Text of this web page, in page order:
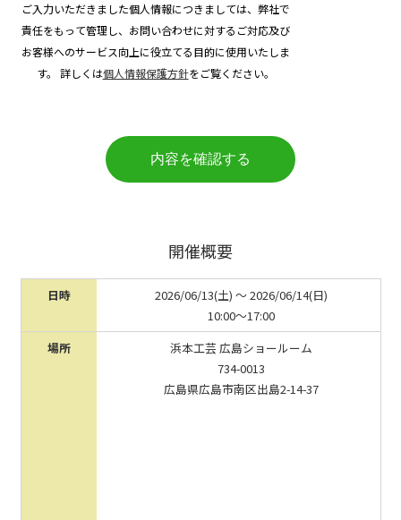
ご入力いただきました個人情報につきましては、弊社で
責任をもって管理し、お問い合わせに対するご対応及び
お客様へのサービス向上に役立てる目的に使用いたしま
す。 詳しくは個人情報保護方針をご覧ください。
内容を確認する
開催概要
日時
2026/06/13(土) 〜 2026/06/14(日)
10:00～17:00
場所
浜本工芸 広島ショールーム
734-0013
広島県広島市南区出島2-14-37